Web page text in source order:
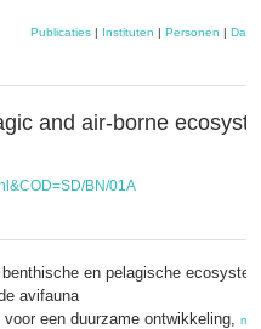
Publicaties | Instituten | Personen |
and air-borne
BN/01A
en pelagische
avifauna
een duurzame ontwikkeling,